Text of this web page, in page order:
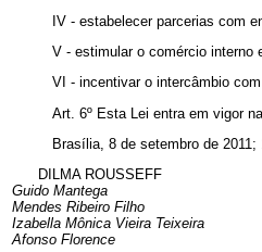
IV - estabelecer parcerias com
V - estimular o comércio interno
VI - incentivar o intercâmbio
Art. 6º Esta Lei entra em vigor
Brasília, 8 de setembro de 2011;
DILMA ROUSSEFF
Guido Mantega
Mendes Ribeiro Filho
Izabella Mônica Vieira Teixeira
Afonso Florence